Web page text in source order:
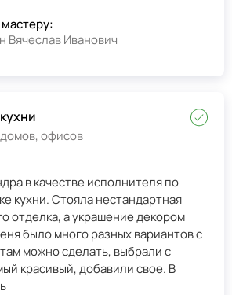
Вячеслав Иванович
офисов
в качестве исполнителя по
кухни. Стояла нестандартная
отделка, а украшение декором
можно сделать, выбрали с
красивый, добавили свое. В